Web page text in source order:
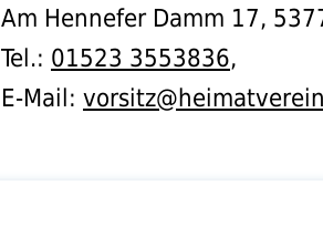
Am Hennefer Damm 17,
Tel.: 01523 3553836,
E-Mail: